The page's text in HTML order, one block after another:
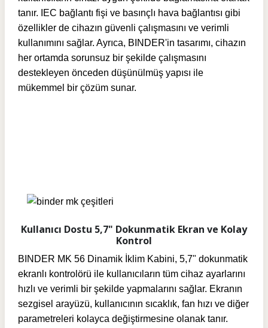
tanır. IEC bağlantı fişi ve basınçlı hava bağlantısı gibi
özellikler de cihazın güvenli çalışmasını ve verimli
kullanımını sağlar. Ayrıca, BINDER'in tasarımı, cihazın
her ortamda sorunsuz bir şekilde çalışmasını
destekleyen önceden düşünülmüş yapısı ile
mükemmel bir çözüm sunar.
Kullanıcı Dostu 5,7" Dokunmatik Ekran ve Kolay
Kontrol
BINDER MK 56 Dinamik İklim Kabini, 5,7" dokunmatik
ekranlı kontrolörü ile kullanıcıların tüm cihaz ayarlarını
hızlı ve verimli bir şekilde yapmalarını sağlar. Ekranın
sezgisel arayüzü, kullanıcının sıcaklık, fan hızı ve diğer
parametreleri kolayca değiştirmesine olanak tanır.